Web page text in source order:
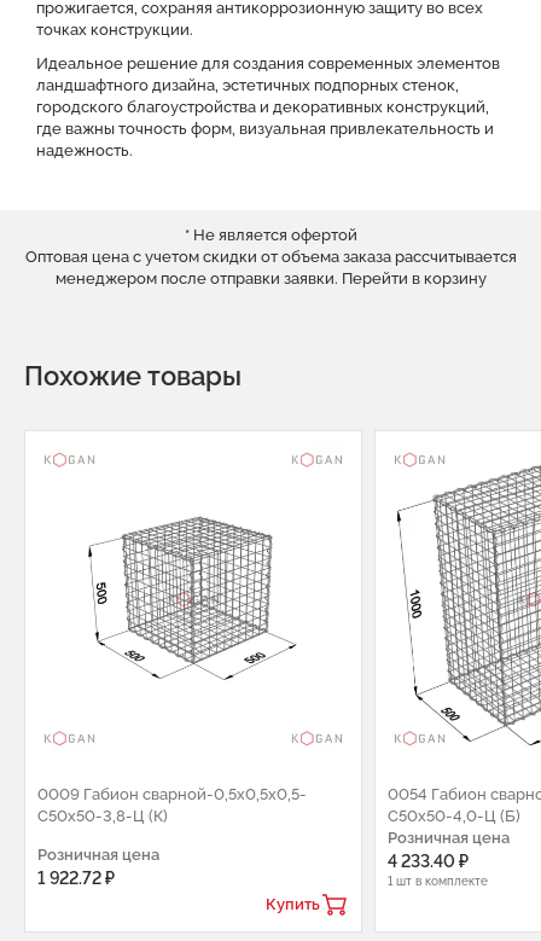
прожигается, сохраняя антикоррозионную защиту во всех
точках конструкции.
Идеальное решение для создания современных элементов
ландшафтного дизайна, эстетичных подпорных стенок,
городского благоустройства и декоративных конструкций,
где важны точность форм, визуальная привлекательность и
надежность.
* Не является офертой
Оптовая цена с учетом скидки от объема заказа рассчитывается
менеджером после отправки заявки. Перейти в корзину
Похожие товары
0009 Габион сварной-0,5х0,5х0,5-
С50х50-3,8-Ц (К)
Розничная цена
1 922.72 ₽
Купить
0054 Габион
С50х50-4,0-Ц (Б)
Розничная цена
4 233.40 ₽
1 шт в комплекте